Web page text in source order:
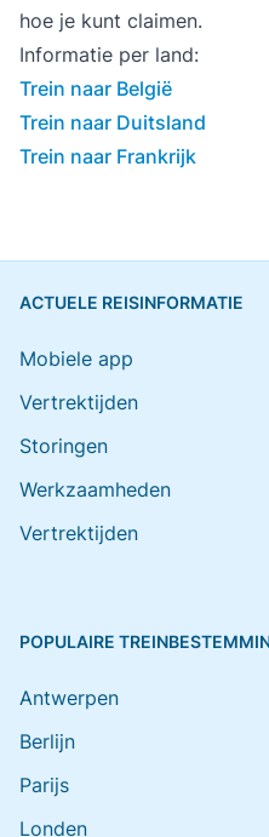
hoe je kunt claimen.
Informatie per land:
Trein naar België
Trein naar Duitsland
Trein naar Frankrijk
ACTUELE REISINFORMATIE
Mobiele app
Vertrektijden
Storingen
Werkzaamheden
Vertrektijden
POPULAIRE
Antwerpen
Berlijn
Parijs
Londen